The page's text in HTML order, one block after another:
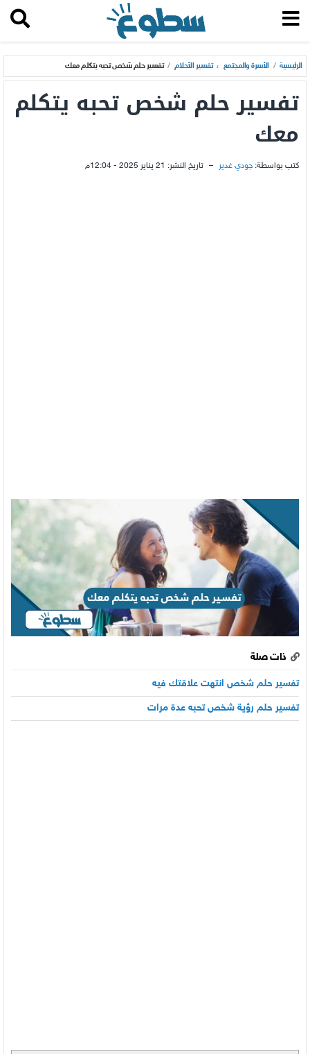
الرئيسية / الأسرة والمجتمع ، تفسير الأحلام / تفسير حلم شخص تحبه يتكلم معك
تفسير حلم شخص تحبه يتكلم
معك
كتب بواسطة: جودي غدير – تاريخ النشر: 21 يناير 2025 - 12:04م
ذات صلة
تفسير حلم شخص انتهت علاقتك فيه
تفسير حلم رؤية شخص تحبه عدة مرات